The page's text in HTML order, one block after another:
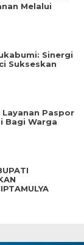
Melalui
Sinergi
Sukseskan
Paspor
Bagi Warga